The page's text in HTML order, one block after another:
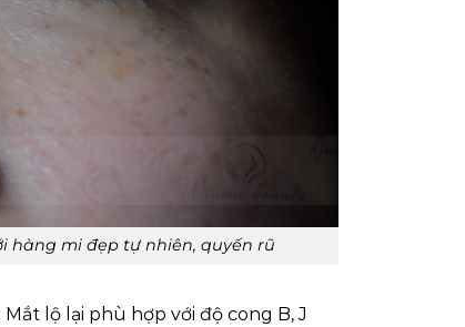
hàng mi đẹp tự nhiên, quyến rũ
lộ lại phù hợp với độ cong B, J